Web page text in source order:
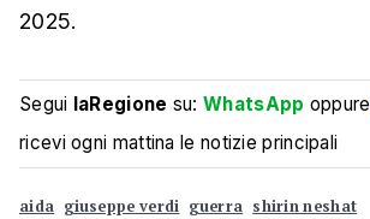
2025.
Segui laRegione su:WhatsApp oppure
ricevi ogni mattina le notizie principali
aida giuseppe verdi guerra shirin neshat